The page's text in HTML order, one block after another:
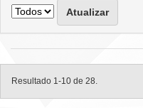
Resultado 1-10 de 28.